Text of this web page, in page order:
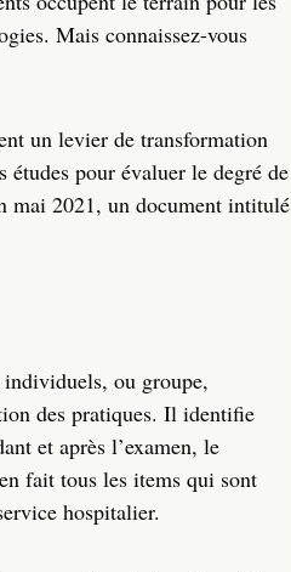
Mais connaissez-vous
un levier de transformation
études pour évaluer le degré de
mai 2021, un document intitulé
ou groupe,
des pratiques. Il identifie
et après l’examen, le
fait tous les items qui sont
hospitalier.